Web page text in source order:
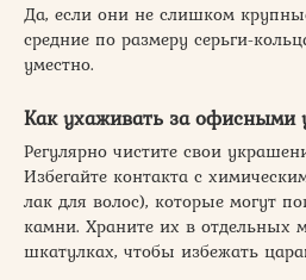
Да, если они не слишком
средние по размеру серьги-
уместно.
Как ухаживать за офисными
Регулярно чистите свои
Избегайте контакта с
лак для волос), которые могут
камни. Храните их в отдельных
шкатулках, чтобы избежать